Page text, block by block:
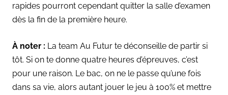
rapides pourront cependant quitter la salle d’examen
dès la fin de la première heure.
À noter : La team Au Futur te déconseille de partir si
tôt. Si on te donne quatre heures d’épreuves, c’est
pour une raison. Le bac, on ne le passe qu’une fois
dans sa vie, alors autant jouer le jeu à 100% et mettre